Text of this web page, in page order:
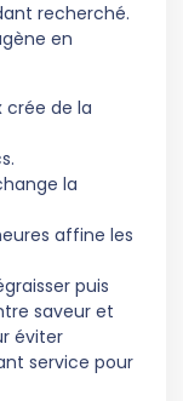
recherché.
en
crée de la
la
affine les
puis
saveur et
éviter
service pour